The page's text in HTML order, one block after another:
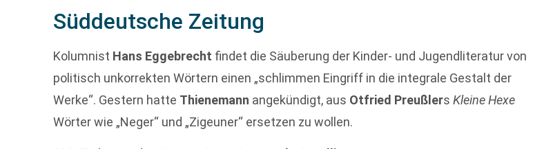
Süddeutsche Zeitung
Kolumnist Hans Eggebrecht findet die Säuberung der Kinder- und Jugendliteratur von
politisch unkorrekten Wörtern einen „schlimmen Eingriff in die integrale Gestalt der
Werke“. Gestern hatte Thienemann angekündigt, aus Otfried PreußlersKleine Hexe
Wörter wie „Neger“ und „Zigeuner“ ersetzen zu wollen.